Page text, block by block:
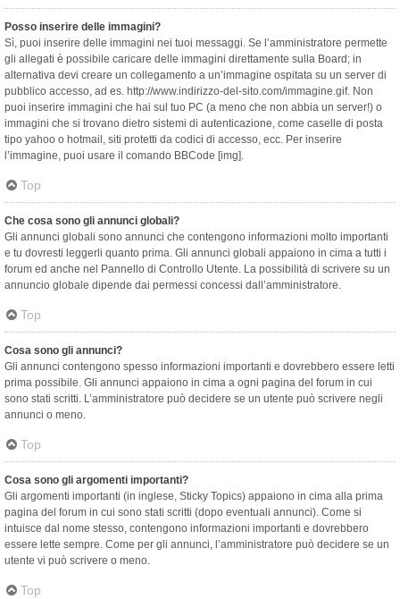
Posso inserire delle immagini?
Sì, puoi inserire delle immagini nei tuoi messaggi. Se l’amministratore permette
gli allegati è possibile caricare delle immagini direttamente sulla Board; in
alternativa devi creare un collegamento a un’immagine ospitata su un server di
pubblico accesso, ad es. http://www.indirizzo-del-sito.com/immagine.gif. Non
puoi inserire immagini che hai sul tuo PC (a meno che non abbia un server!) o
immagini che si trovano dietro sistemi di autenticazione, come caselle di posta
tipo yahoo o hotmail, siti protetti da codici di accesso, ecc. Per inserire
l’immagine, puoi usare il comando BBCode [img].
Top
Che cosa sono gli annunci globali?
Gli annunci globali sono annunci che contengono informazioni molto importanti
e tu dovresti leggerli quanto prima. Gli annunci globali appaiono in cima a tutti i
forum ed anche nel Pannello di Controllo Utente. La possibilità di scrivere su un
annuncio globale dipende dai permessi concessi dall’amministratore.
Top
Cosa sono gli annunci?
Gli annunci contengono spesso informazioni importanti e dovrebbero essere letti
prima possibile. Gli annunci appaiono in cima a ogni pagina del forum in cui
sono stati scritti. L’amministratore può decidere se un utente può scrivere negli
annunci o meno.
Top
Cosa sono gli argomenti importanti?
Gli argomenti importanti (in inglese, Sticky Topics) appaiono in cima alla prima
pagina del forum in cui sono stati scritti (dopo eventuali annunci). Come si
intuisce dal nome stesso, contengono informazioni importanti e dovrebbero
essere lette sempre. Come per gli annunci, l’amministratore può decidere se un
utente vi può scrivere o meno.
Top